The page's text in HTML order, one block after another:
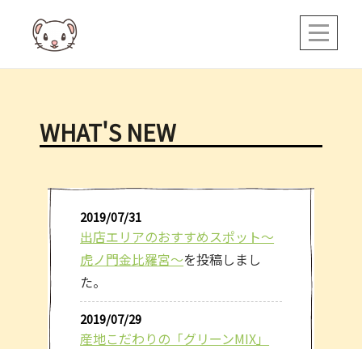
content
WHAT'S NEW
2019/07/31
出店エリアのおすすめスポット～
虎ノ門金比羅宮～を投稿しまし
た。
2019/07/29
産地こだわりの「グリーンMIX」